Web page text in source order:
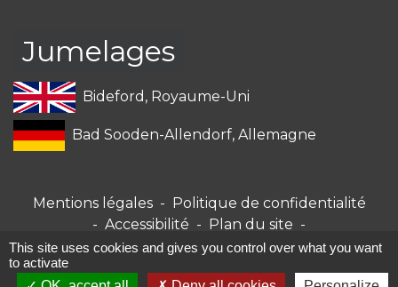
Jumelages
Bideford, Royaume-Uni
Bad Sooden-Allendorf, Allemagne
Mentions légales - Politique de confidentialité
- Accessibilité - Plan du site -
Gestion des cookies
This site uses cookies and gives you control over what you want
to activate